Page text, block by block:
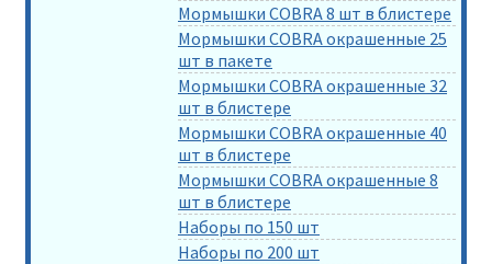
Мормышки COBRA 8 шт в блистере
Мормышки COBRA окрашенные 25
шт в пакете
Мормышки COBRA окрашенные 32
шт в блистере
Мормышки COBRA окрашенные 40
шт в блистере
Мормышки COBRA окрашенные 8
шт в блистере
Наборы по 150 шт
Наборы по 200 шт